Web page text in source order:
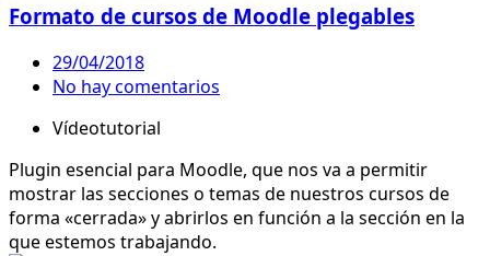
Formato de cursos de Moodle plegables
29/04/2018
No hay comentarios
Vídeotutorial
Plugin esencial para Moodle, que nos va a permitir
mostrar las secciones o temas de nuestros cursos de
forma «cerrada» y abrirlos en función a la sección en la
que estemos trabajando.